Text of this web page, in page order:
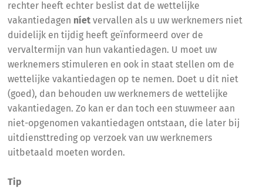
rechter heeft echter beslist dat de wettelijke
vakantiedagen níet vervallen als u uw werknemers niet
duidelijk en tijdig heeft geïnformeerd over de
vervaltermijn van hun vakantiedagen. U moet uw
werknemers stimuleren en ook in staat stellen om de
wettelijke vakantiedagen op te nemen. Doet u dit niet
(goed), dan behouden uw werknemers de wettelijke
vakantiedagen. Zo kan er dan toch een stuwmeer aan
niet-opgenomen vakantiedagen ontstaan, die later bij
uitdiensttreding op verzoek van uw werknemers
uitbetaald moeten worden.
Tip